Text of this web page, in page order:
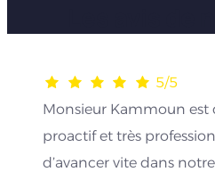
5/5
Monsieur Kammoun est
proactif et très
d’avancer vite dans